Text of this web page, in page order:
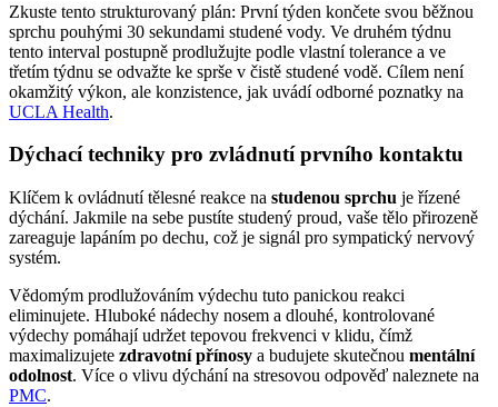
Zkuste tento strukturovaný plán: První týden končete svou běžnou
sprchu pouhými 30 sekundami studené vody. Ve druhém týdnu
tento interval postupně prodlužujte podle vlastní tolerance a ve
třetím týdnu se odvažte ke sprše v čistě studené vodě. Cílem není
okamžitý výkon, ale konzistence, jak uvádí odborné poznatky na
UCLA Health.
Dýchací techniky pro zvládnutí prvního kontaktu
Klíčem k ovládnutí tělesné reakce na studenou sprchu je řízené
dýchání. Jakmile na sebe pustíte studený proud, vaše tělo přirozeně
zareaguje lapáním po dechu, což je signál pro sympatický nervový
systém.
Vědomým prodlužováním výdechu tuto panickou reakci
eliminujete. Hluboké nádechy nosem a dlouhé, kontrolované
výdechy pomáhají udržet tepovou frekvenci v klidu, čímž
maximalizujete zdravotní přínosy a budujete skutečnou mentální
odolnost. Více o vlivu dýchání na stresovou odpověď naleznete na
PMC.